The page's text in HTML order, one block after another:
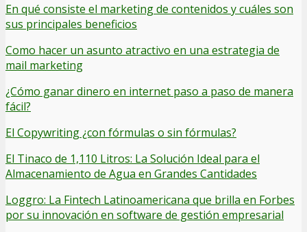
En qué consiste el marketing de contenidos y cuáles son
sus principales beneficios
Como hacer un asunto atractivo en una estrategia de
mail marketing
¿Cómo ganar dinero en internet paso a paso de manera
fácil?
El Copywriting ¿con fórmulas o sin fórmulas?
El Tinaco de 1,110 Litros: La Solución Ideal para el
Almacenamiento de Agua en Grandes Cantidades
Loggro: La Fintech Latinoamericana que brilla en Forbes
por su innovación en software de gestión empresarial